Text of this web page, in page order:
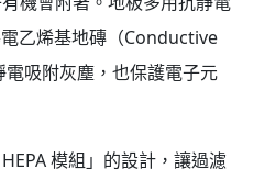
乙烯基地磚（Conductive
吸附灰塵，也保護電子元
模組」的設計，讓過濾